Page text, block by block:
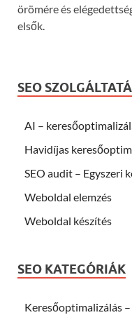
örömére és
elsők.
SEO
AI –
Havidíjas
SEO audit – Egyszeri
Weboldal elemzés
Weboldal készítés
SEO KATEGÓRIÁK
Keresőoptimalizálás –